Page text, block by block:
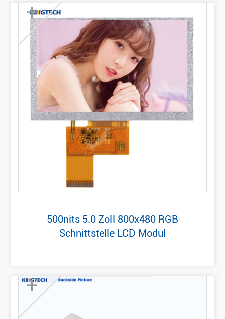
+
500nits 5.0 Zoll 800x480 RGB
Schnittstelle LCD Modul
+